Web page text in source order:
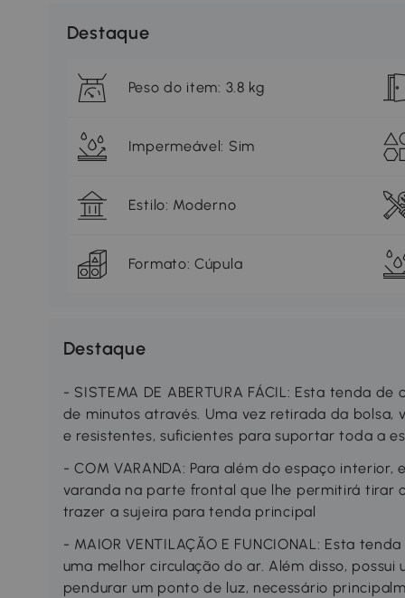
Destaque
Peso do item: 3.8 kg
Impermeável: Sim
Estilo: Moderno
Formato: Cúpula
Destaque
- SISTEMA DE ABERTURA FÁCIL: Esta tenda
de minutos através. Uma vez retirada da bolsa,
e resistentes, suficientes para suportar toda a
- COM VARANDA: Para além do espaço
varanda na parte frontal que lhe permitirá tirar
trazer a sujeira para tenda principal
- MAIOR VENTILAÇÃO E FUNCIONAL: Esta
uma melhor circulação do ar. Além disso,
pendurar um ponto de luz, necessário